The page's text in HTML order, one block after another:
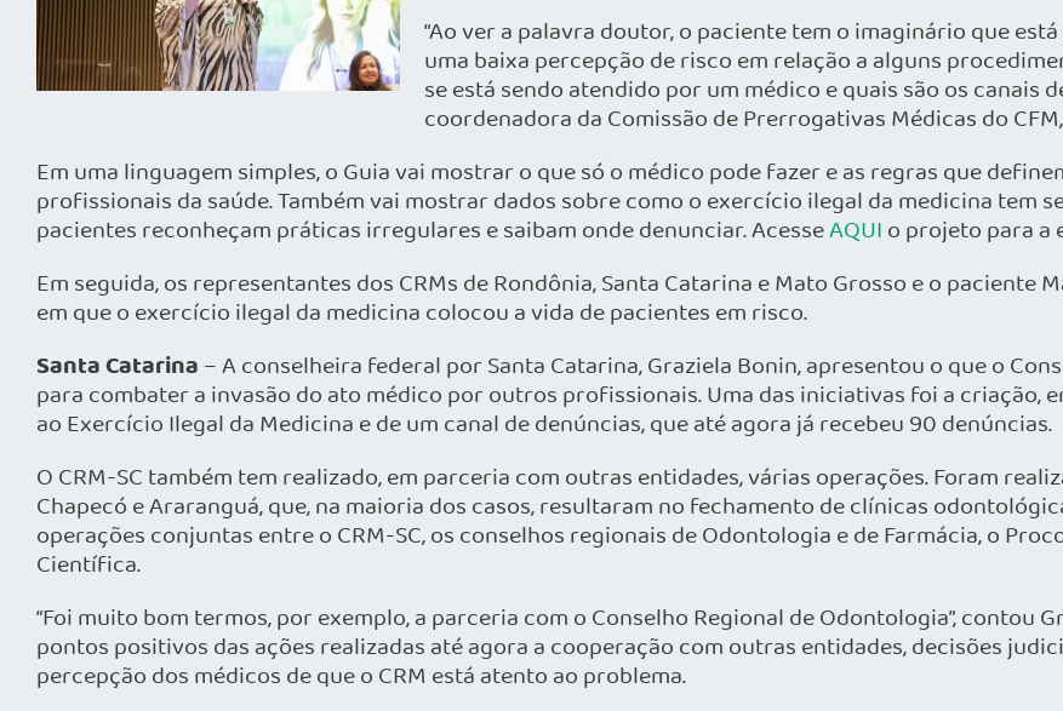
“Ao ver a palavra doutor, o paciente tem o imaginário que
uma baixa percepção de risco em relação a alguns
se está sendo atendido por um médico e quais são os canais
coordenadora da Comissão de Prerrogativas Médicas do
Em uma linguagem simples, o Guia vai mostrar o que só o médico pode fazer e as regras que
profissionais da saúde. Também vai mostrar dados sobre como o exercício ilegal da medicina tem
pacientes reconheçam práticas irregulares e saibam onde denunciar. AcesseAQUI o projeto para a
Em seguida, os representantes dos CRMs de Rondônia, Santa Catarina e Mato Grosso e o
em que o exercício ilegal da medicina colocou a vida de pacientes em risco.
Santa Catarina – A conselheira federal por Santa Catarina, Graziela Bonin, apresentou o que o
para combater a invasão do ato médico por outros profissionais. Uma das iniciativas foi a criação,
ao Exercício Ilegal da Medicina e de um canal de denúncias, que até agora já recebeu 90 denúncias.
O CRM-SC também tem realizado, em parceria com outras entidades, várias operações. Foram
Chapecó e Araranguá, que, na maioria dos casos, resultaram no fechamento de clínicas
operações conjuntas entre o CRM-SC, os conselhos regionais de Odontologia e de Farmácia, o
Científica.
“Foi muito bom termos, por exemplo, a parceria com o Conselho Regional de Odontologia”, contou
pontos positivos das ações realizadas até agora a cooperação com outras entidades, decisões
percepção dos médicos de que o CRM está atento ao problema.